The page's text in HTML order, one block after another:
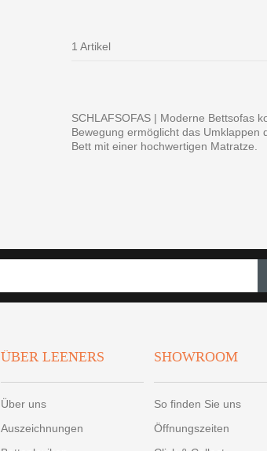
1 Artikel
SCHLAFSOFAS | Moderne Bettsofas
Bewegung ermöglicht das
Bett mit einer hochwertigen Matratze.
ÜBER LEENERS
Über uns
Auszeichnungen
SHOWROOM
So finden Sie uns
Öffnungszeiten